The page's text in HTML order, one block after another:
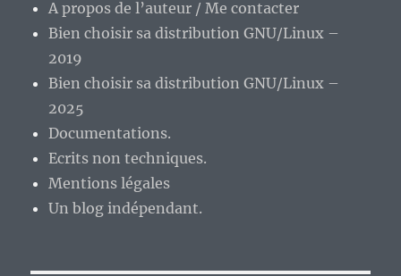
A propos de l’auteur / Me contacter
Bien choisir sa distribution GNU/Linux –
2019
Bien choisir sa distribution GNU/Linux –
2025
Documentations.
Ecrits non techniques.
Mentions légales
Un blog indépendant.